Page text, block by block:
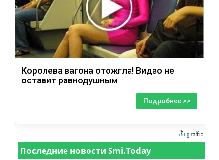
Королева вагона отожгла! Видео не
оставит равнодушным
Подробнее >>